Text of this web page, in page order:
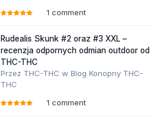
1 comment
Rudealis Skunk #2 oraz #3 XXL –
recenzja odpornych odmian outdoor od
THC-THC
Przez THC-THC w Blog Konopny THC-
THC
1 comment